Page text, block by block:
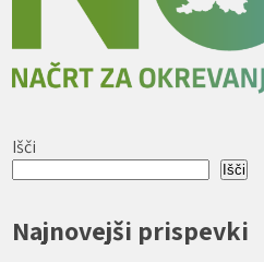
Išči
Išči
Najnovejši prispevki